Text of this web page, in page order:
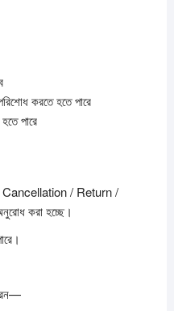
করতে হতে পারে
পারে
/ Return /
করা হচ্ছে।